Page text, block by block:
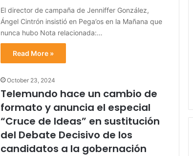
El director de campaña de Jenniffer González,
Ángel Cintrón insistió en Pega’os en la Mañana que
nunca hubo Nota relacionada:…
Read More »
October 23, 2024
Telemundo hace un cambio de
formato y anuncia el especial
“Cruce de Ideas” en sustitución
del Debate Decisivo de los
candidatos a la gobernación